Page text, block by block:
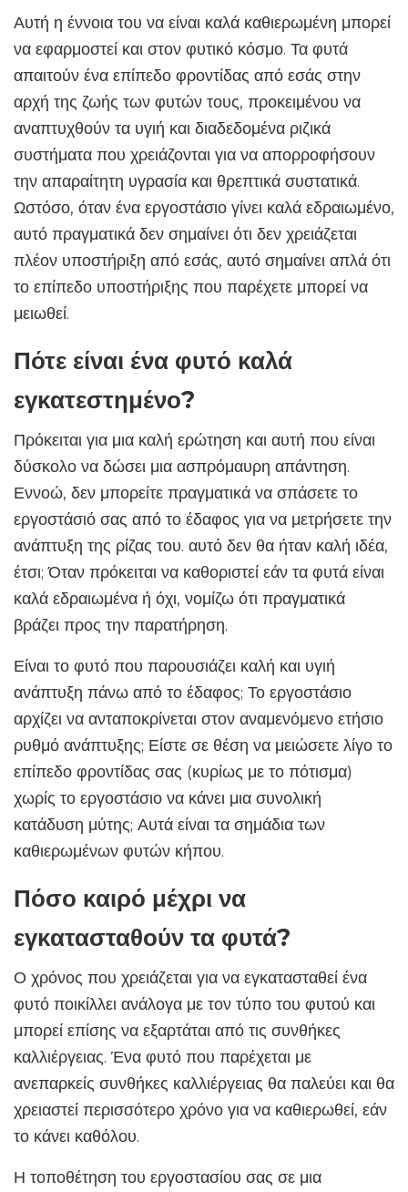
Αυτή η έννοια του να είναι καλά καθιερωμένη μπορεί
να εφαρμοστεί και στον φυτικό κόσμο. Τα φυτά
απαιτούν ένα επίπεδο φροντίδας από εσάς στην
αρχή της ζωής των φυτών τους, προκειμένου να
αναπτυχθούν τα υγιή και διαδεδομένα ριζικά
συστήματα που χρειάζονται για να απορροφήσουν
την απαραίτητη υγρασία και θρεπτικά συστατικά.
Ωστόσο, όταν ένα εργοστάσιο γίνει καλά εδραιωμένο,
αυτό πραγματικά δεν σημαίνει ότι δεν χρειάζεται
πλέον υποστήριξη από εσάς, αυτό σημαίνει απλά ότι
το επίπεδο υποστήριξης που παρέχετε μπορεί να
μειωθεί.
Πότε είναι ένα φυτό καλά
εγκατεστημένο?
Πρόκειται για μια καλή ερώτηση και αυτή που είναι
δύσκολο να δώσει μια ασπρόμαυρη απάντηση.
Εννοώ, δεν μπορείτε πραγματικά να σπάσετε το
εργοστάσιό σας από το έδαφος για να μετρήσετε την
ανάπτυξη της ρίζας του. αυτό δεν θα ήταν καλή ιδέα,
έτσι; Όταν πρόκειται να καθοριστεί εάν τα φυτά είναι
καλά εδραιωμένα ή όχι, νομίζω ότι πραγματικά
βράζει προς την παρατήρηση.
Είναι το φυτό που παρουσιάζει καλή και υγιή
ανάπτυξη πάνω από το έδαφος; Το εργοστάσιο
αρχίζει να ανταποκρίνεται στον αναμενόμενο ετήσιο
ρυθμό ανάπτυξης; Είστε σε θέση να μειώσετε λίγο το
επίπεδο φροντίδας σας (κυρίως με το πότισμα)
χωρίς το εργοστάσιο να κάνει μια συνολική
κατάδυση μύτης; Αυτά είναι τα σημάδια των
καθιερωμένων φυτών κήπου.
Πόσο καιρό μέχρι να
εγκατασταθούν τα φυτά?
Ο χρόνος που χρειάζεται για να εγκατασταθεί ένα
φυτό ποικίλλει ανάλογα με τον τύπο του φυτού και
μπορεί επίσης να εξαρτάται από τις συνθήκες
καλλιέργειας. Ένα φυτό που παρέχεται με
ανεπαρκείς συνθήκες καλλιέργειας θα παλεύει και θα
χρειαστεί περισσότερο χρόνο για να καθιερωθεί, εάν
το κάνει καθόλου.
Η τοποθέτηση του εργοστασίου σας σε μια